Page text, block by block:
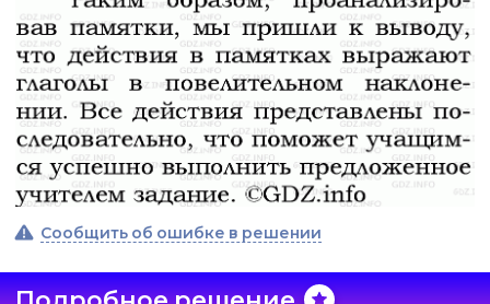
Сообщить об ошибке в решении